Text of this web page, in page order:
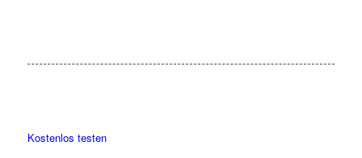
Kostenlos testen